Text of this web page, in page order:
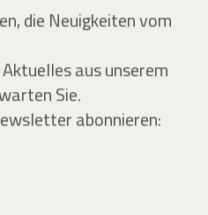
die Neuigkeiten vom
aus unserem
Sie.
abonnieren: